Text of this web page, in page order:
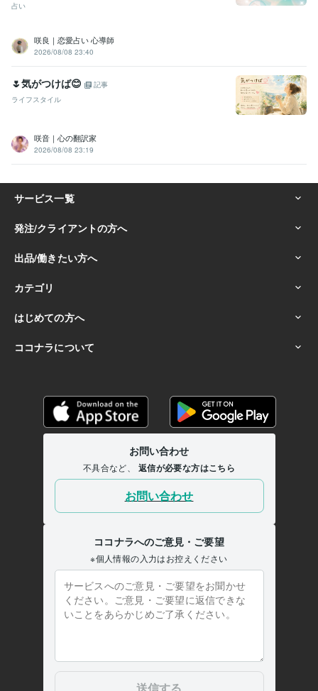
占い
咲良｜恋愛占い 心導師
2026/08/08 23:40
🌷気がつけば😊
記事
ライフスタイル
咲音｜心の翻訳家
2026/08/08 23:19